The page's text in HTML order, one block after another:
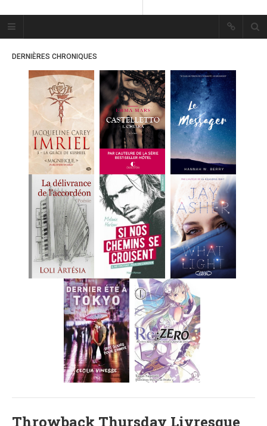
Plume Bleue
« Les mots sont les passants
« Les mots sont les passants
mystérieux de l’âme. »
ACCUEIL
LES PLUMES
MES FUTURES
LECTURES
MES CRITIQUES
MES ARTICLES
MARION
MES FUTURES
LECTURES
MES CRITIQUES
MES ARTICLES
MES FUTURES
LECTURES
MES CRITIQUES
STEVEN
DERNIÈRES CHRONIQUES
Throwback Thursday Livresque